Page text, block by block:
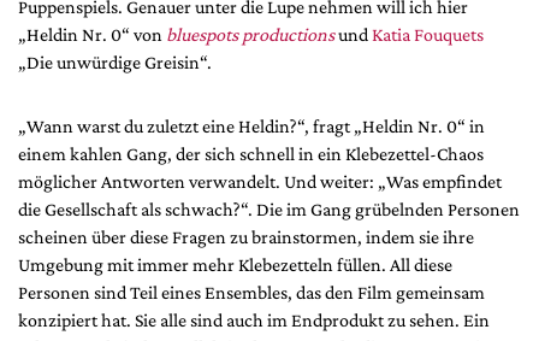
Mediadaten
Suche
Puppenspiels. Genauer unter die Lupe nehmen will ich hier
„Heldin Nr. 0“ von bluespots productionsund Katia Fouquets
„Die unwürdige Greisin“.
„Wann warst du zuletzt eine Heldin?“, fragt „Heldin Nr. 0“ in
einem kahlen Gang, der sich schnell in ein Klebezettel-Chaos
möglicher Antworten verwandelt. Und weiter: „Was empfindet
die Gesellschaft als schwach?“. Die im Gang grübelnden Personen
scheinen über diese Fragen zu brainstormen, indem sie ihre
Umgebung mit immer mehr Klebezetteln füllen. All diese
Personen sind Teil eines Ensembles, das den Film gemeinsam
konzipiert hat. Sie alle sind auch im Endprodukt zu sehen. Ein